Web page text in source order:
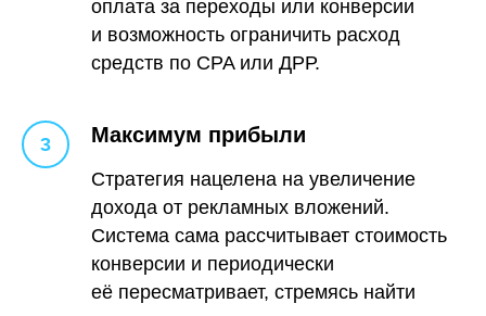
оплата за переходы или конверсии
и возможность ограничить расход
средств по CPA или ДРР.
Максимум прибыли
Стратегия нацелена на увеличение
дохода от рекламных вложений.
Система сама рассчитывает стоимость
конверсии и периодически
её пересматривает, стремясь найти